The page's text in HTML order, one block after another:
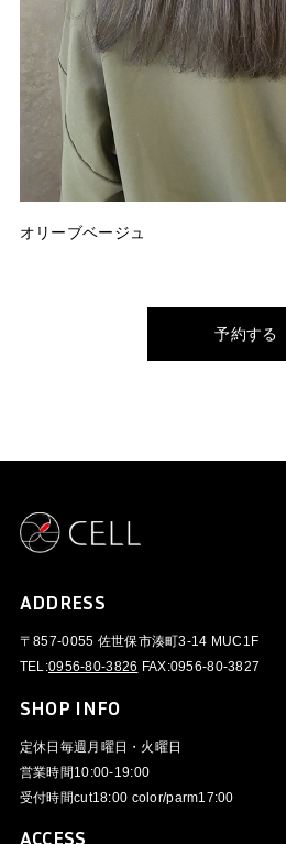
オリーブベージュ
予約する
ADDRESS
〒857-0055 佐世保市湊町3-14 MUC1F
TEL:0956-80-3826 FAX:0956-80-3827
SHOP INFO
定休日 毎週月曜日・火曜日
営業時間10:00-19:00
受付時間cut18:00 color/parm17:00
ACCESS